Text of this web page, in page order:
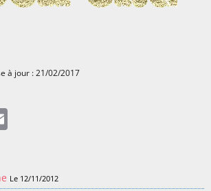
à jour : 21/02/2017
Le 12/11/2012